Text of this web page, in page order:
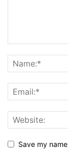
Save my